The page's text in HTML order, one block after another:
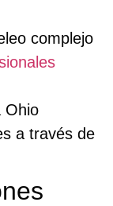
complejo
Ohio
a través de